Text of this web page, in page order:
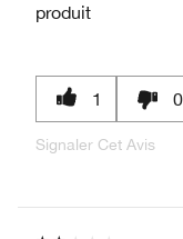
produit
1 0
Signaler Cet Avis